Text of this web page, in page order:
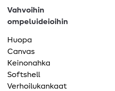
Vahvoihin
ompeluideioihin
Huopa
Canvas
Keinonahka
Softshell
Verhoilukankaat